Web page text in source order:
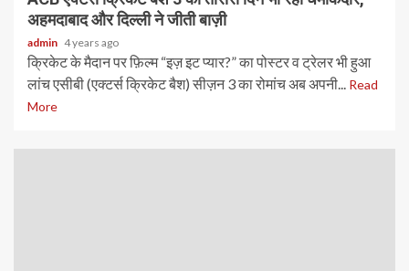
अहमदाबाद और दिल्ली ने जीती बाज़ी
admin 4 years ago
क्रिकेट के मैदान पर फ़िल्म “इज़ इट प्यार?” का पोस्टर व ट्रेलर भी हुआ
लांच एसीबी (एक्टर्स क्रिकेट बैश) सीज़न 3 का रोमांच अब अपनी... Read
More